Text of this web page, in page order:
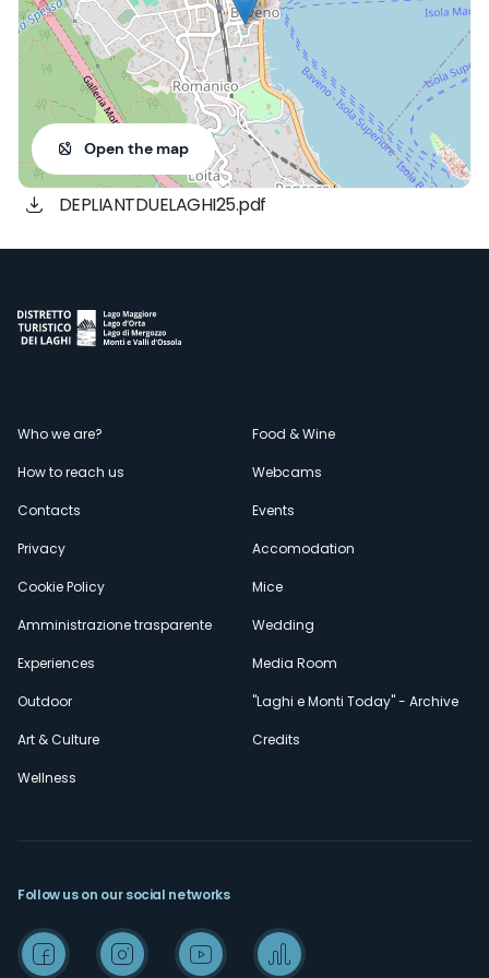
Open the map
DEPLIANTDUELAGHI25.pdf
Menù
secondario
Who we are?
How to reach us
Contacts
Privacy
Cookie Policy
Amministrazione trasparente
Experiences
Outdoor
Art & Culture
Wellness
Food & Wine
Webcams
Events
Accomodation
Mice
Wedding
Media Room
"Laghi e Monti Today" - Archive
Credits
Follow us on our social networks